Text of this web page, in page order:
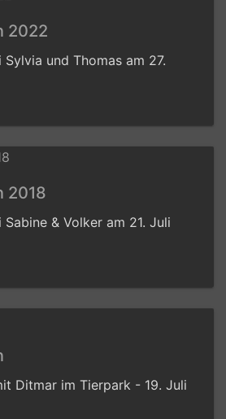
2022
und Thomas am 27.
2018
& Volker am 21. Juli
Ditmar im Tierpark - 19. Juli